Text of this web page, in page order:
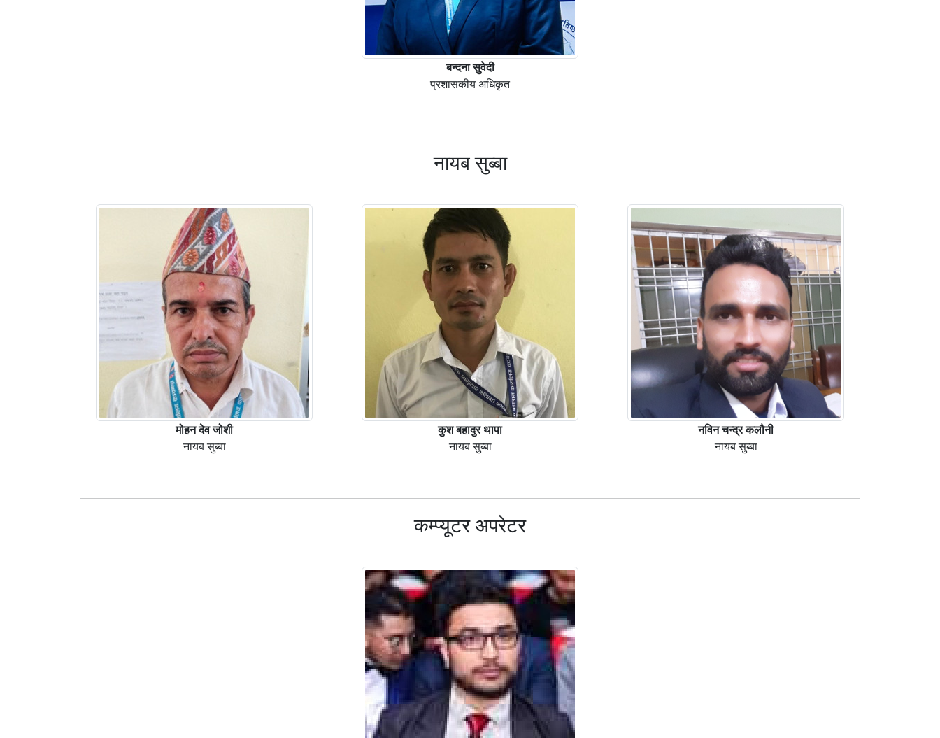
बन्दना सुवेदी
प्रशासकीय अधिकृत
नायब सुब्बा
मोहन देव जोशी
नायब सुब्बा
कुश बहादुर थापा
नायब सुब्बा
नविन चन्द्र कलौनी
नायब सुब्बा
कम्प्यूटर अपरेटर